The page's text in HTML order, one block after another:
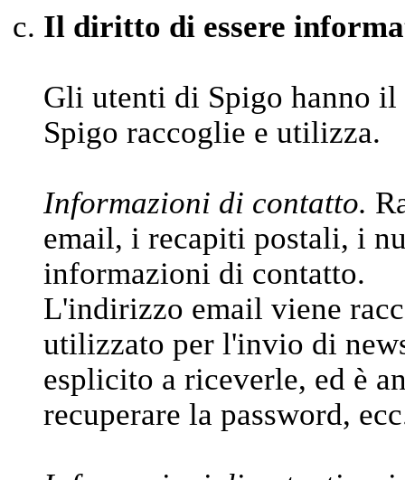
Il diritto di essere
Gli utenti di Spigo hanno il
Spigo raccoglie e utilizza.
Informazioni di contatto.
email, i recapiti postali, i
informazioni di contatto.
L'indirizzo email viene
utilizzato per l'invio di
esplicito a riceverle, ed è
recuperare la password,